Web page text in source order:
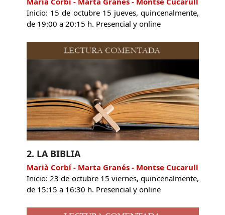
Inicio: 15 de octubre 15 jueves, quincenalmente,
de 19:00 a 20:15 h. Presencial y online
2. LA BIBLIA
Marià Corbí - Marta Granés - Montse Cucarull
Inicio: 23 de octubre 15 viernes, quincenalmente,
de 15:15 a 16:30 h. Presencial y online